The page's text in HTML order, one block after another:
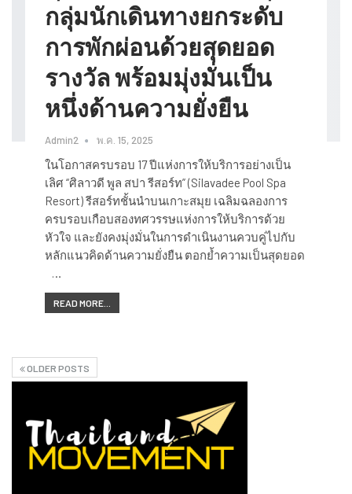
กลุ่มนักเดินทางยกระดับ
การพักผ่อนด้วยสุดยอด
รางวัล พร้อมมุ่งมั่นเป็น
หนึ่งด้านความยั่งยืน
Admin2 พ.ค. 15, 2025
ในโอกาสครบรอบ 17 ปีแห่งการให้บริการอย่างเป็น
เลิศ “ศิลาวดี พูล สปา รีสอร์ท” (Silavadee Pool Spa
Resort) รีสอร์ทชั้นนำบนเกาะสมุย เฉลิมฉลองการ
ครบรอบเกือบสองทศวรรษแห่งการให้บริการด้วย
หัวใจ และยังคงมุ่งมั่นในการดำเนินงานควบคู่ไปกับ
หลักแนวคิดด้านความยั่งยืน ตอกย้ำความเป็นสุดยอด
…
READ MORE...
OLDER POSTS